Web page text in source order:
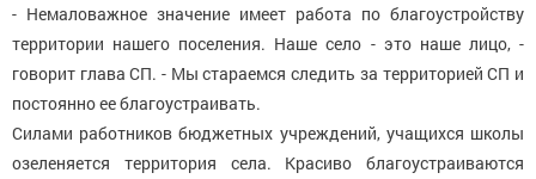
- Немаловажное значение имеет работа по благоустройству
территории нашего поселения. Наше село - это наше лицо, -
говорит глава СП. - Мы стараемся следить за территорией СП и
постоянно ее благоустраивать.
Силами работников бюджетных учреждений, учащихся школы
озеленяется территория села. Красиво благоустраиваются